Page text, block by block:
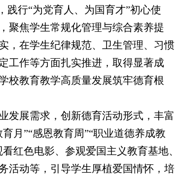
践行“为党育人、为国育才”初心使
聚焦学生常规化管理与综合素养提
，在学生纪律规范、卫生管理、习惯
工作等方面扎实推进，取得显著成
校教育教学高质量发展筑牢德育根
发展需求，创新德育活动形式，丰富
月”“感恩教育周”“职业道德养成教
红色电影、参观爱国主义教育基地、
活动等，引导学生厚植爱国情怀，培